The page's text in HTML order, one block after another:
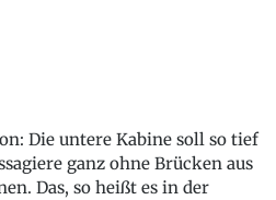
Die untere Kabine soll so tief
ganz ohne Brücken aus
Das, so heißt es in der